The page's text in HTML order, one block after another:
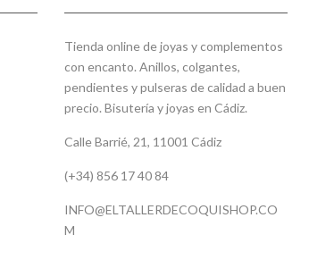
Tienda online de joyas y complementos
con encanto. Anillos, colgantes,
pendientes y pulseras de calidad a buen
precio. Bisutería y joyas en Cádiz.
Calle Barrié, 21, 11001 Cádiz
(+34) 856 17 40 84
INFO@ELTALLERDECOQUISHOP.CO
M